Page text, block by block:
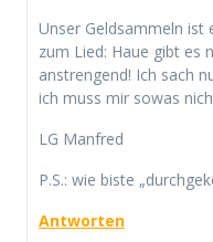
Unser Geldsammeln
zum Lied: Haue gibt es
anstrengend! Ich sach
ich muss mir sowas
LG Manfred
P.S.: wie biste
Antworten